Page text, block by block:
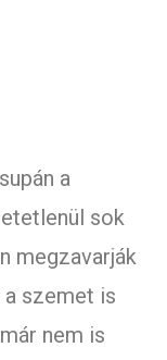
a
sok
megzavarják
szemet is
nem is